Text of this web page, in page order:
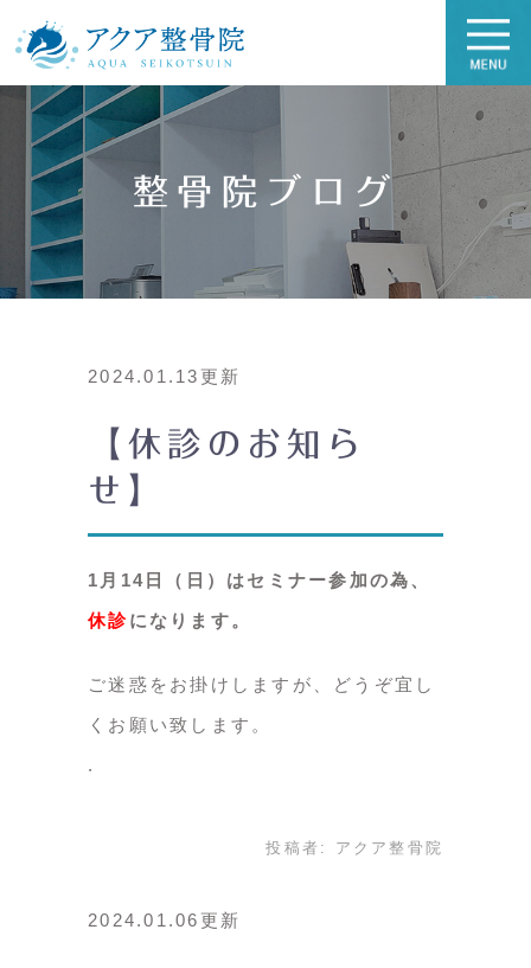
整骨院ブログ
2024.01.13更新
【休診のお知ら
せ】
1月14日（日）はセミナー参加の為、
休診になります。
ご迷惑をお掛けしますが、どうぞ宜し
くお願い致します。
投稿者: アクア整骨院
2024.01.06更新